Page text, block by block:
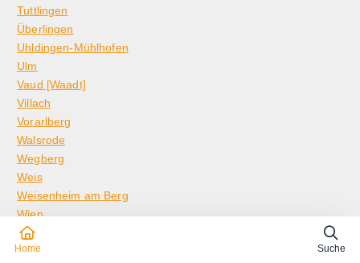
Tuttlingen
Überlingen
Uhldingen-Mühlhofen
Ulm
Vaud [Waadt]
Villach
Vorarlberg
Walsrode
Wegberg
Weis
Weisenheim am Berg
Wien
Wiesbaden
Winterthur
Home Suche